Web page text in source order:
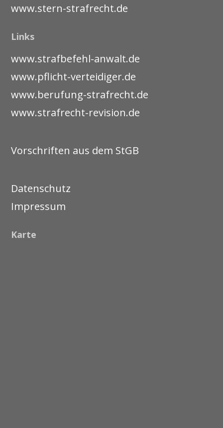
www.stern-strafrecht.de
Links
www.strafbefehl-anwalt.de
www.pflicht-verteidiger.de
www.berufung-strafrecht.de
www.strafrecht-revision.de
Vorschriften aus dem StGB
Datenschutz
Impressum
Karte